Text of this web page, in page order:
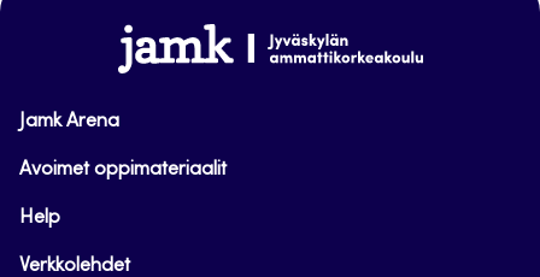
www.jamk.fi
Jamk Arena
Avoimet oppimateriaalit
Help
Verkkolehdet